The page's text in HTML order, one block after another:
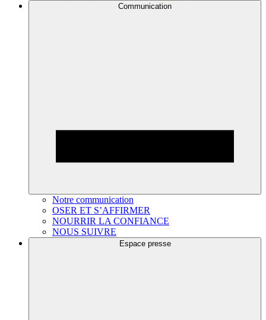
Communication
Notre communication
OSER ET S’AFFIRMER
NOURRIR LA CONFIANCE
NOUS SUIVRE
Espace presse